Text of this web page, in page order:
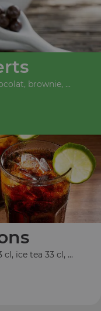
brownie, ...
ice tea 33 cl, ...